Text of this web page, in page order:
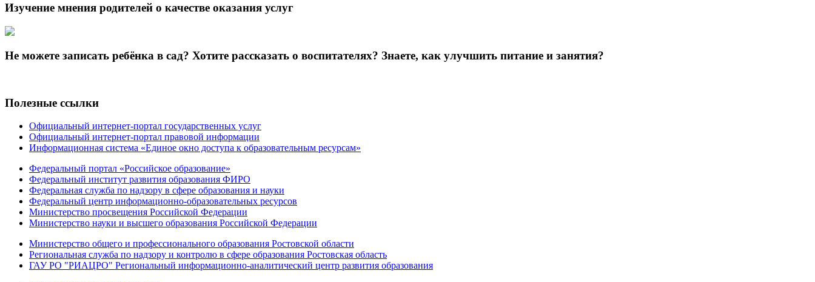
Изучение мнения родителей о качестве оказания услуг
Не можете записать ребёнка в сад? Хотите рассказать о воспитателях? Знаете, как улучшить питание и занятия?
Полезные ссылки
Официальный интернет-портал государственных услуг
Официальный интернет-портал правовой информации
Информационная система «Единое окно доступа к образовательным ресурсам»
Федеральный портал «Российское образование»
Федеральный институт развития образования ФИРО
Федеральная служба по надзору в сфере образования и науки
Федеральный центр информационно-образовательных ресурсов
Министерство просвещения Российской Федерации
Министерство науки и высшего образования Российской Федерации
Министерство общего и профессионального образования Ростовской области
Региональная служба по надзору и контролю в сфере образования Ростовская область
ГАУ РО "РИАЦРО" Региональный информационно-аналитический центр развития образования